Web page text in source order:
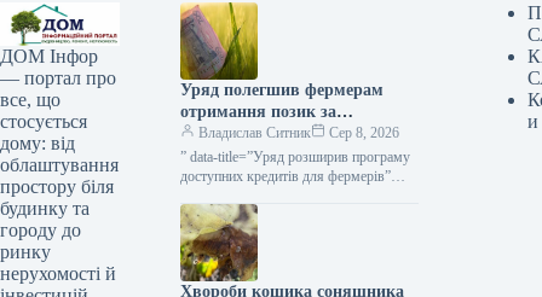
ДОМ Інфор
— портал про
все, що
стосується
дому: від
облаштування
простору біля
будинку та
городу до
ринку
нерухомості й
Уряд полегшив фермерам
отримання позик за
програмою «5-7-9%» для
посівної кампанії та
господарських потреб —
Владислав Ситник
Сер 8, 2026
” data-title=”Уряд розширив програму
доступних кредитів для фермерів”
url=”https://kurkul.com/news/41873-
uryad-rozshiriv-programu-dostupnih-
kreditiv-dlya-fermeriv”>
Хвороби кошика соняшника
и